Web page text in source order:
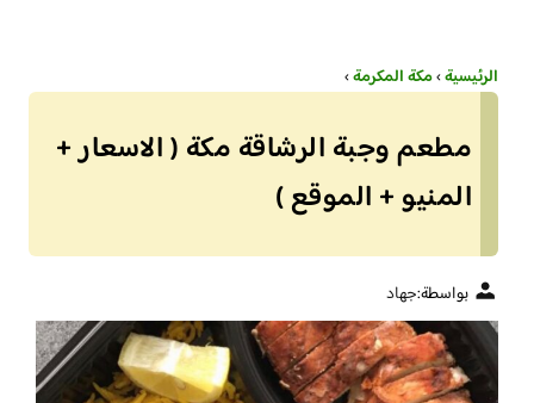
الرئيسية›مكة المكرمة›
مطعم وجبة الرشاقة مكة ( الاسعار +
المنيو + الموقع )
بواسطة:جهاد